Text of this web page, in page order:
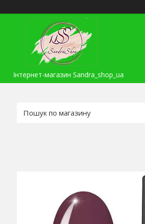
Інтернет-магазин Sandra_shop_ua